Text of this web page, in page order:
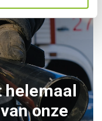
helemaal
onze